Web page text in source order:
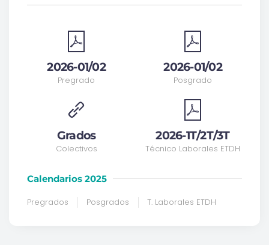
2026-01/02
Pregrado
Grados
Colectivos
2026-01/02
Posgrado
2026-1T/2T/3T
Técnico Laborales ETDH
Calendarios 2025
Pregrados Posgrados T. Laborales ETDH